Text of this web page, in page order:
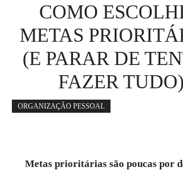
COMO
METAS
(E PARAR DE
FAZER TUDO)
ORGANIZAÇÃO PESSOAL
Metas prioritárias são poucas por